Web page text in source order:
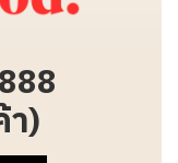
า)